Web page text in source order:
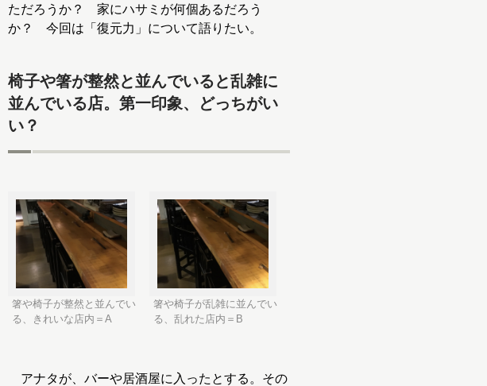
ただろうか？ 家にハサミが何個あるだろう
か？ 今回は「復元力」について語りたい。
椅子や箸が整然と並んでいると乱雑に
並んでいる店。第一印象、どっちがい
い？
箸や椅子が整然と並んでい
る、きれいな店内＝A
箸や椅子が乱雑に並んでい
る、乱れた店内＝B
アナタが、バーや居酒屋に入ったとする。その